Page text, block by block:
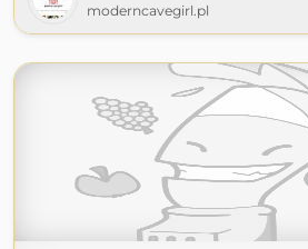
moderncavegirl.pl